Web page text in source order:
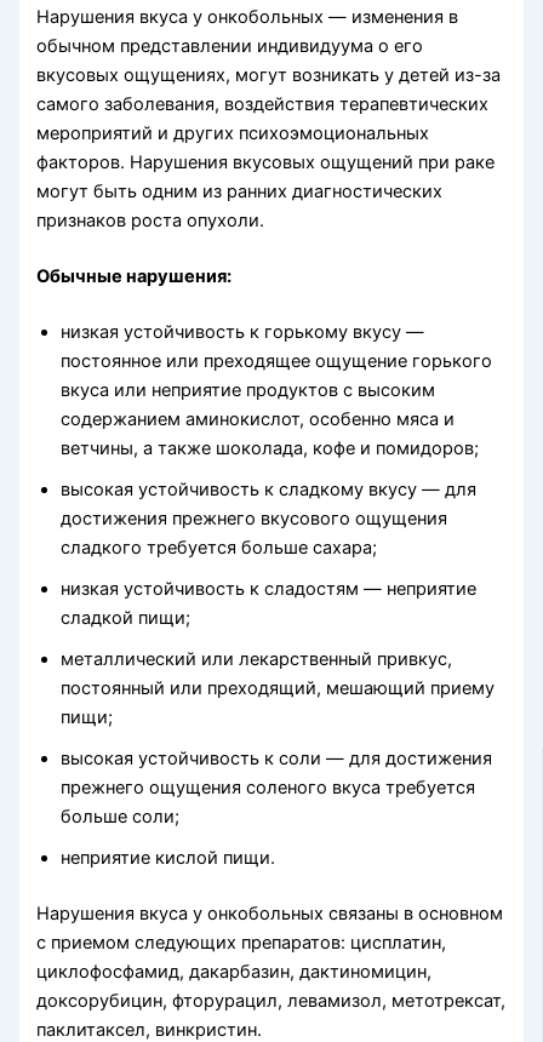
Нарушения вкуса у онкобольных — изменения в
обычном представлении индивидуума о его
вкусовых ощущениях, могут возникать у детей из-за
самого заболевания, воздействия терапевтических
мероприятий и других психоэмоциональных
факторов. Нарушения вкусовых ощущений при раке
могут быть одним из ранних диагностических
признаков роста опухоли.
Обычные нарушения:
низкая устойчивость к горькому вкусу —
постоянное или преходящее ощущение горького
вкуса или неприятие продуктов с высоким
содержанием аминокислот, особенно мяса и
ветчины, а также шоколада, кофе и помидоров;
высокая устойчивость к сладкому вкусу — для
достижения прежнего вкусового ощущения
сладкого требуется больше сахара;
низкая устойчивость к сладостям — неприятие
сладкой пищи;
металлический или лекарственный привкус,
постоянный или преходящий, мешающий приему
пищи;
высокая устойчивость к соли — для достижения
прежнего ощущения соленого вкуса требуется
больше соли;
неприятие кислой пищи.
Нарушения вкуса у онкобольных связаны в основном
с приемом следующих препаратов: цисплатин,
циклофосфамид, дакарбазин, дактиномицин,
доксорубицин, фторурацил, левамизол, метотрексат,
паклитаксел, винкристин.